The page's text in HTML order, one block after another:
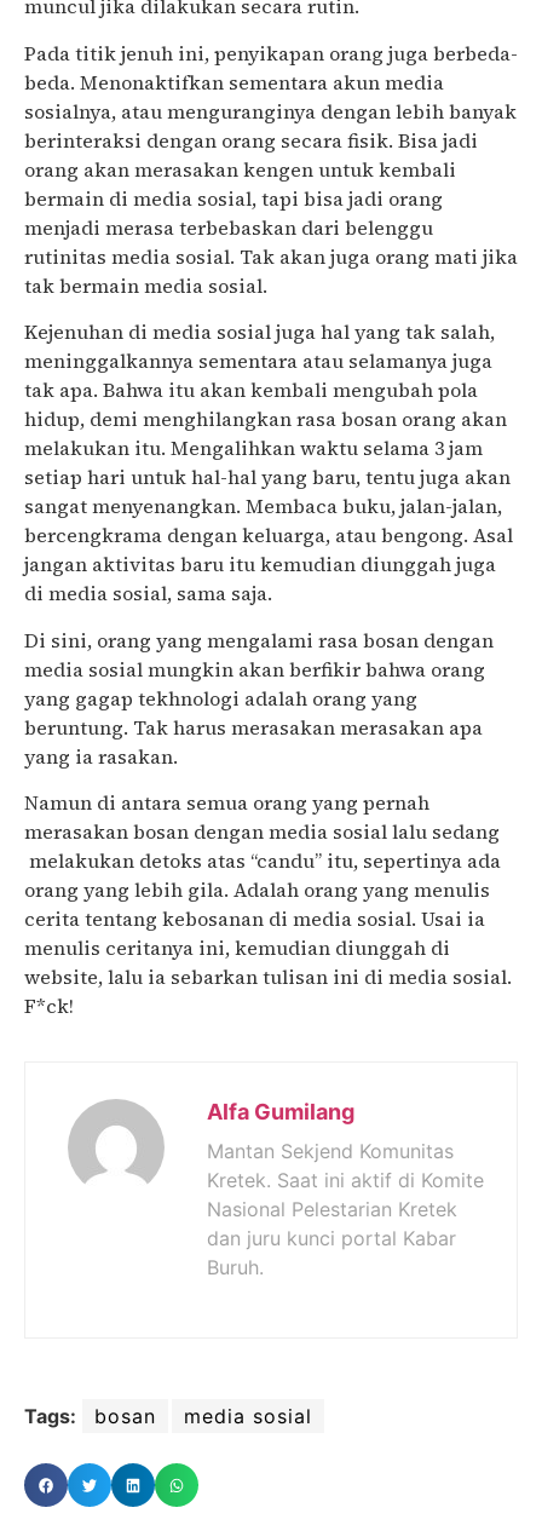
muncul jika dilakukan secara rutin.
Pada titik jenuh ini, penyikapan orang juga berbeda-
beda. Menonaktifkan sementara akun media
sosialnya, atau menguranginya dengan lebih banyak
berinteraksi dengan orang secara fisik. Bisa jadi
orang akan merasakan kengen untuk kembali
bermain di media sosial, tapi bisa jadi orang
menjadi merasa terbebaskan dari belenggu
rutinitas media sosial. Tak akan juga orang mati jika
tak bermain media sosial.
Kejenuhan di media sosial juga hal yang tak salah,
meninggalkannya sementara atau selamanya juga
tak apa. Bahwa itu akan kembali mengubah pola
hidup, demi menghilangkan rasa bosan orang akan
melakukan itu. Mengalihkan waktu selama 3 jam
setiap hari untuk hal-hal yang baru, tentu juga akan
sangat menyenangkan. Membaca buku, jalan-jalan,
bercengkrama dengan keluarga, atau bengong. Asal
jangan aktivitas baru itu kemudian diunggah juga
di media sosial, sama saja.
Di sini, orang yang mengalami rasa bosan dengan
media sosial mungkin akan berfikir bahwa orang
yang gagap tekhnologi adalah orang yang
beruntung. Tak harus merasakan merasakan apa
yang ia rasakan.
Namun di antara semua orang yang pernah
merasakan bosan dengan media sosial lalu sedang
melakukan detoks atas “candu” itu, sepertinya ada
orang yang lebih gila. Adalah orang yang menulis
cerita tentang kebosanan di media sosial. Usai ia
menulis ceritanya ini, kemudian diunggah di
website, lalu ia sebarkan tulisan ini di media sosial.
F*ck!
Alfa Gumilang
Mantan Sekjend Komunitas
Kretek. Saat ini aktif di Komite
Nasional Pelestarian Kretek
dan juru kunci portal Kabar
Buruh.
Tags: bosan media sosial